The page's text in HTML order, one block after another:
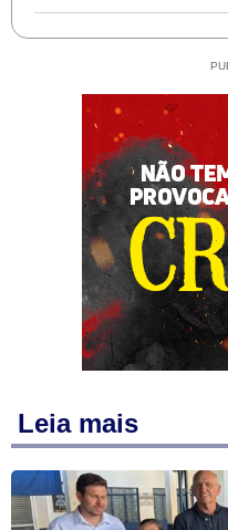
Leia mais